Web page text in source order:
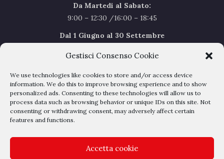
Gestisci Consenso Cookie
We use technologies like cookies to store and/or access device
information. We do this to improve browsing experience and to show
personalized ads. Consenting to these technologies will allow us to
process data such as browsing behavior or unique IDs on this site. Not
consenting or withdrawing consent, may adversely affect certain
features and functions.
Accetta cookie
Da Martedi al Sabato:
9:00 – 12:30 /16:00 – 18:45
Dal 1 Giugno al 30 Settembre
Sabato Agosto Chiusi
I chiusi per Ferie dal 1 al 24Agosto
Privacy Policy–Cookie Policy